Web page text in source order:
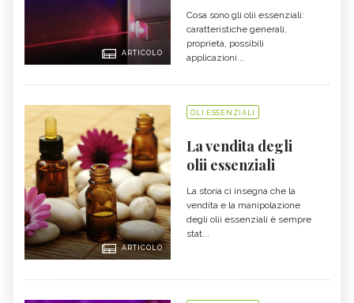
ARTICOLO
Cosa sono gli olii essenziali:
caratteristiche generali,
proprietà, possibili
applicazioni...
ARTICOLO
OLI ESSENZIALI
La vendita degli
olii essenziali
La storia ci insegna che la
vendita e la manipolazione
degli olii essenziali è sempre
stat...